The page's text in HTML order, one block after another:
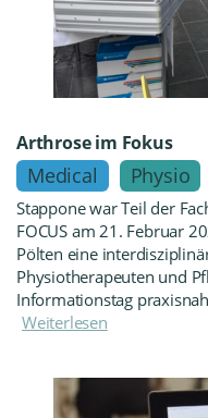
Arthrose im Fokus
Medical Physio
Stappone war Teil der
FOCUS am 21. Februar
Pölten eine
Physiotherapeuten und
Informationstag
Weiterlesen